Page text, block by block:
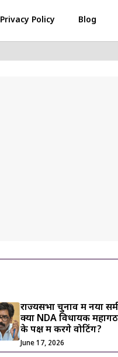
Privacy Policy Blog
राज्यसभा चुनाव में नया
क्या NDA विधायक
के पक्ष में करेंगे वोटिंग?
June 17, 2026